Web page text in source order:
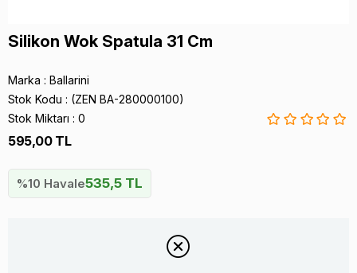
Silikon Wok Spatula 31 Cm
Marka : Ballarini
Stok Kodu
(ZEN BA-280000100)
Stok Miktarı : 0
595,00 TL
%10 Havale535,5 TL